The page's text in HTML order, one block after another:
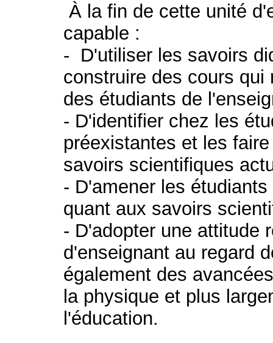
À la fin de cette unité
capable :
- D'utiliser les savoirs
construire des cours
des étudiants de
- D'identifier chez les
préexistantes et les
savoirs scientifiques
- D'amener les
quant aux savoirs
- D'adopter une attitude
d'enseignant au regard
également des
la physique et plus
l'éducation.